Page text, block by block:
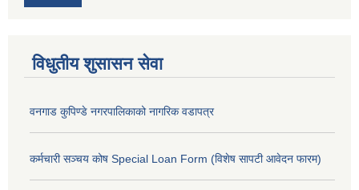
विधुतीय शुसासन सेवा
वनगाड कुपिण्डे नगरपालिकाको नागरिक वडापत्र
कर्मचारी सञ्चय कोष Special Loan Form (विशेष सापटी आवेदन फारम)